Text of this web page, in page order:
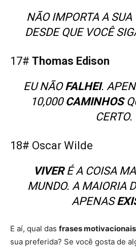
NÃO IMPORTA A SUA
DESDE QUE VOCÊ
17# Thomas Edison
EU NÃOFALHEI.
10,000 CAMINHOS
CERTO.
18# Oscar Wilde
VIVERÉ A COISA
MUNDO. A MAIORIA
APENAS
E aí, qual das frases motivacionais
sua preferida? Se você gosta de